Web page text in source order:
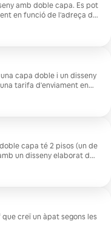
amb doble capa. Es pot
en funció de l'adreça de
capa doble i un disseny
tarifa d'enviament en
capa té 2 pisos (un de
un disseny elaborat de
opció és de 300 $. Es
en funció de
creï un àpat segons les